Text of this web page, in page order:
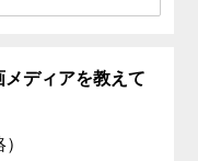
ディアを教えて